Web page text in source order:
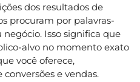
dos resultados de
procuram por palavras-
Isso significa que
alvo no momento exato
você oferece,
e vendas.